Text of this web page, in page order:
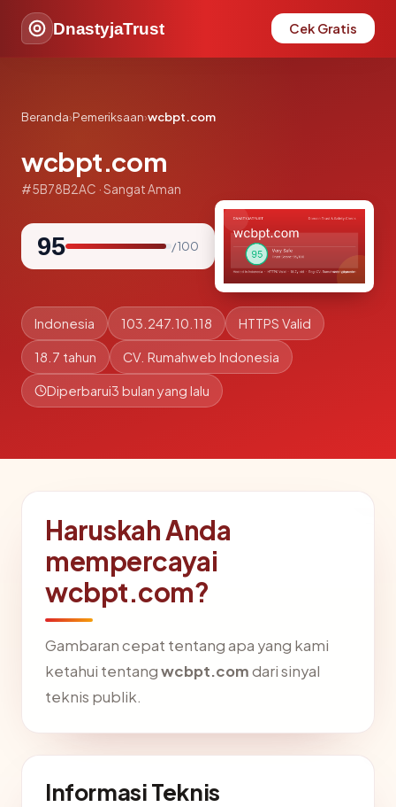
DnastyjaTrust Cek Gratis
Beranda›Pemeriksaan›wcbpt.com
wcbpt.com
#5B78B2AC · Sangat Aman
95 / 100
Indonesia 103.247.10.118 HTTPS Valid
18.7 tahun CV. Rumahweb Indonesia
Diperbarui3 bulan yang lalu
Haruskah Anda
mempercayai
wcbpt.com?
Gambaran cepat tentang apa yang kami
ketahui tentangwcbpt.comdari sinyal
teknis publik.
Informasi Teknis